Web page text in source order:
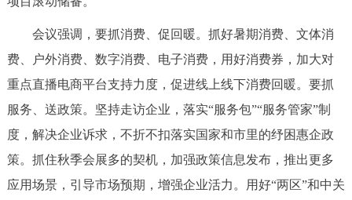
会议强调，要抓消费、促回暖。抓好暑期消费、文体消
费、户外消费、数字消费、电子消费，用好消费券，加大对
重点直播电商平台支持力度，促进线上线下消费回暖。要抓
服务、送政策。坚持走访企业，落实“服务包”“服务管家”制
度，解决企业诉求，不折不扣落实国家和市里的纾困惠企政
策。抓住秋季会展多的契机，加强政策信息发布，推出更多
应用场景，引导市场预期，增强企业活力。用好“两区”和中关